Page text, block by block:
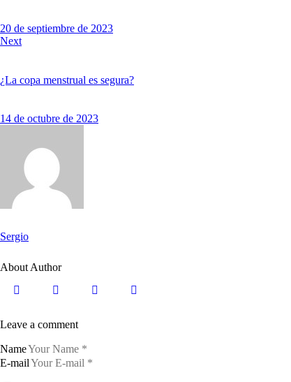
20 de septiembre de 2023
Next
¿La copa menstrual es segura?
14 de octubre de 2023
Sergio
About Author
Leave a comment
Name
E-mail